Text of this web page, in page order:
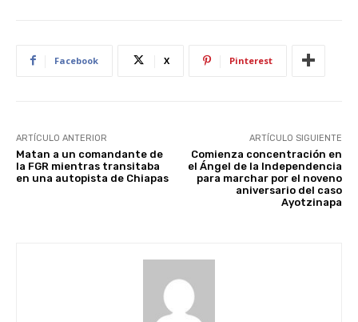
Facebook X Pinterest
ARTÍCULO ANTERIOR
Matan a un comandante de
la FGR mientras transitaba
en una autopista de Chiapas
ARTÍCULO SIGUIENTE
Comienza concentración en
el Ángel de la Independencia
para marchar por el noveno
aniversario del caso
Ayotzinapa